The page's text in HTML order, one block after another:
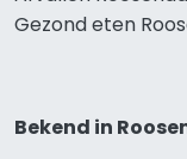
Gezond eten
Bekend in